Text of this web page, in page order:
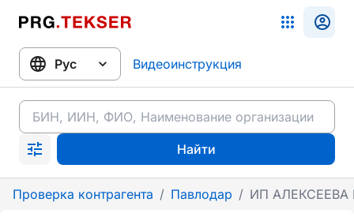
Видеоинструкция
Найти
Проверка контрагента / Павлодар / ИП АЛЕКСЕЕВА